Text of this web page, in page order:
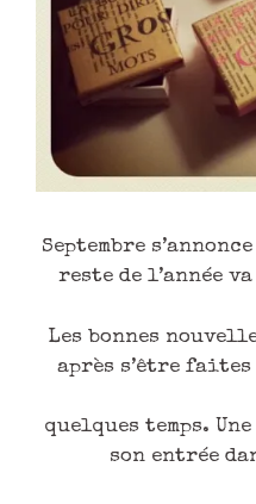
Septembre
reste de l’année
Les bonnes
après s’être
quelques temps.
son entrée